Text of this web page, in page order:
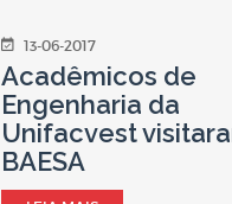
13-06-2017
Acadêmicos de
Engenharia da
Unifacvest
BAESA